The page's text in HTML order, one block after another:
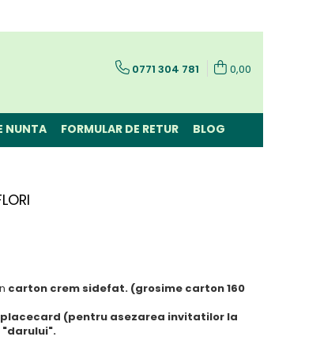
0771 304 781 0,00
NUNTA FORMULAR DE RETUR BLOG
carton crem sidefat. (grosime carton 160
placecard (pentru asezarea invitatilor la